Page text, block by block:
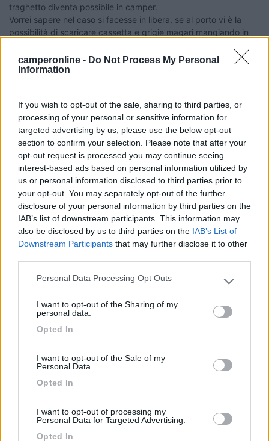
camperonline - Do Not Process My Personal
Information
If you wish to opt-out of the sale, sharing to third parties, or
processing of your personal or sensitive information for
targeted advertising by us, please use the below opt-out
section to confirm your selection. Please note that after your
opt-out request is processed you may continue seeing
interest-based ads based on personal information utilized by
us or personal information disclosed to third parties prior to
your opt-out. You may separately opt-out of the further
disclosure of your personal information by third parties on the
IAB’s list of downstream participants. This information may
also be disclosed by us to third parties on the IAB’s List of
Downstream Participants that may further disclose it to other
Please note that this website/app uses one or more Google
not limited to your visit or usage behaviour. You may click to
use your data for below specified purposes in below Google
Personal Data Processing Opt Outs
I want to opt-out of the Sharing of my
personal data.
Opted In
I want to opt-out of the Sale of my
Personal Data.
Opted In
I want to opt-out of processing my
Personal Data for Targeted Advertising.
Opted In
traghetto diventa possibile in camper.
Vorrei sapere nel caso si facesse in libera, se al porto vi è la
possibilità di scaricare cassetta e grigie magari mangiando in
al campeggio sai se accettano il solo carico/scarico.
Grazie
franco1945
5574
Inserito il12/06/2017 alle:20:13:23
perchè non provate direttamente con loro
Ente Turismo Lampedusa Associazione Pro Loco Lampedusa
E Linosa
Via Vittorio Emanuele
Lampedusa
Punti di informazione turistica, sono 3 di cui 1 pubblico, gestito
dal Comune di Lampedusa e 2 gestiti da operatori turistici
dove i servizi di informazione sono sempre gratuiti:
Info Point c/o uffici del Comune, Lampedusa
Telefono:0922 970002/
Info Point c/o Centro Informazioni Turistiche l'Isola Bella, Via